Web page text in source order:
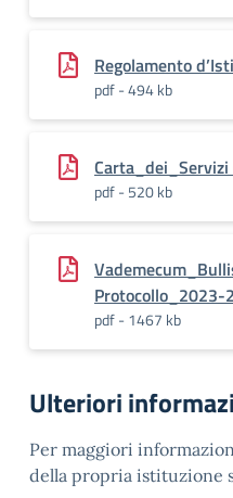
Regolamento
pdf - 494 kb
Carta_dei_Servizi
pdf - 520 kb
Protocollo_2023-
pdf - 1467 kb
Ulteriori
Per maggiori
della propria istituzione